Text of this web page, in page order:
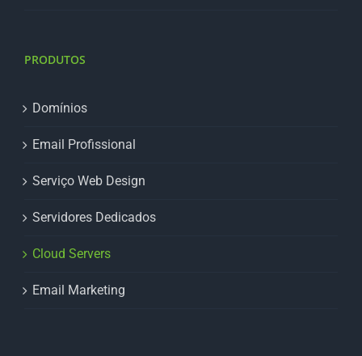
PRODUTOS
Domínios
Email Profissional
Serviço Web Design
Servidores Dedicados
Cloud Servers
Email Marketing